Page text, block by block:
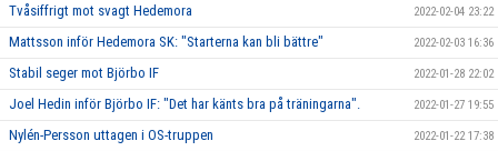
Tvåsiffrigt mot svagt Hedemora 2022-02-04 23:22
Mattsson inför Hedemora SK: "Starterna kan bli bättre" 2022-02-03 16:36
Stabil seger mot Björbo IF 2022-01-28 22:02
Joel Hedin inför Björbo IF: "Det har känts bra på träningarna". 2022-01-27 19:55
Nylén-Persson uttagen i OS-truppen 2022-01-22 17:38